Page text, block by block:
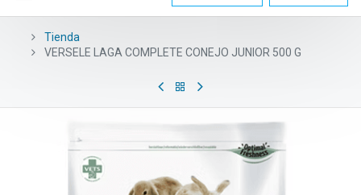
Tienda
VERSELE LAGA COMPLETE CONEJO JUNIOR 500 G